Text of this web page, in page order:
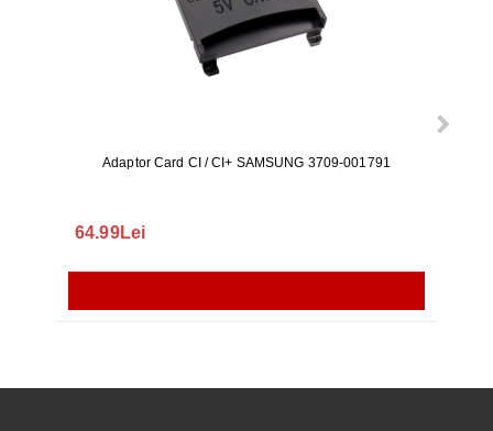
Adaptor Card CI / CI+ SAMSUNG 3709-001791
64.99Lei